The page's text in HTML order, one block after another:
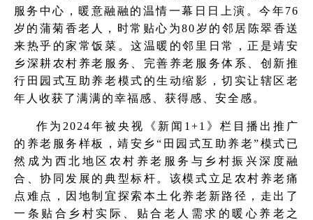
服务中心，暖意融融的温情一幕日日上演。今年76
岁的蒲菊香老人，时常贴心为80岁的邻居陈翠香送
来热乎的家常饭菜。这温暖的邻里日常，正是靖安
乡深耕农村养老服务、完善养老服务体系、创新推
行田园式互助养老模式的生动缩影，切实让辖区老
年人收获了满满的幸福感、获得感、安全感。
作为2024年被央视《新闻1+1》栏目播出推广
的养老服务样板，靖安乡“田园式互助养老”模式已
然成为西北地区农村养老服务与乡村振兴深度融
合、协同发展的典型标杆。该模式立足农村养老痛
点难点，因地制宜探索本土化养老新路径，走出了
一条贴合乡村实际、贴合老人需求的暖心养老之